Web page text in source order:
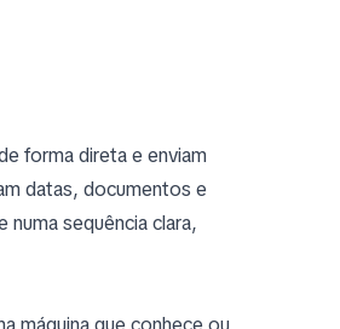
forma direta e enviam
datas, documentos e
sequência clara,